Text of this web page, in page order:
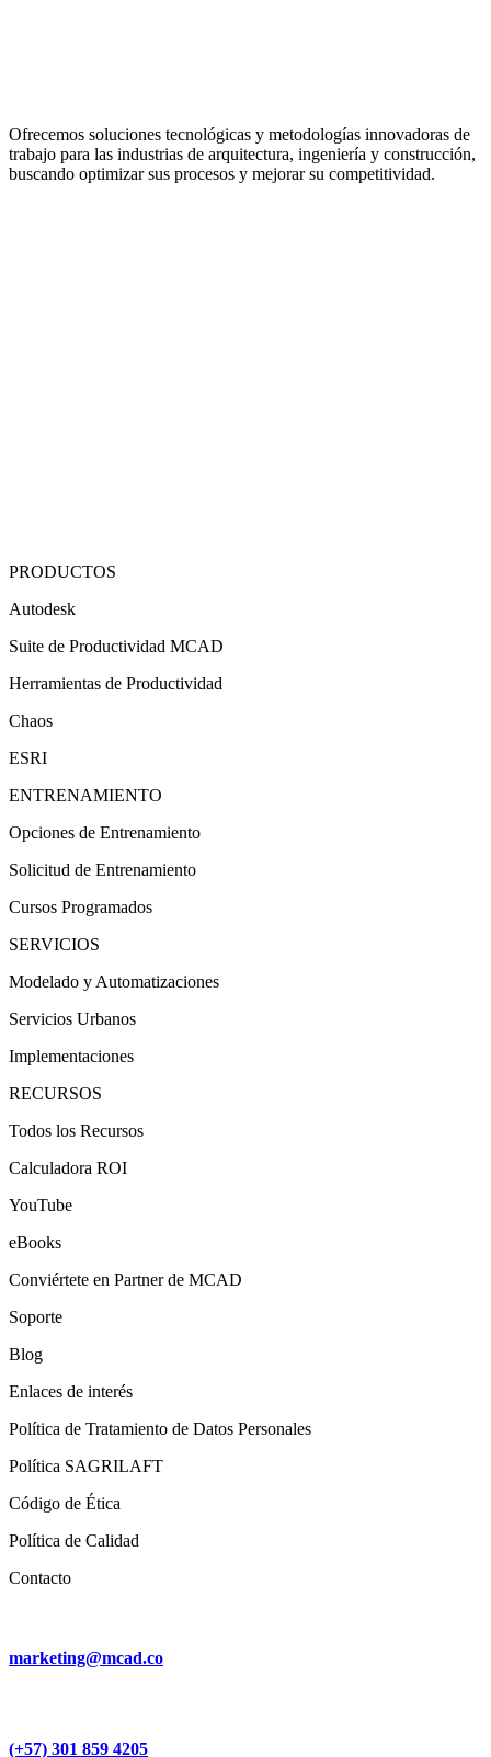
Ofrecemos soluciones tecnológicas y metodologías innovadoras de
trabajo para las industrias de arquitectura, ingeniería y construcción,
buscando optimizar sus procesos y mejorar su competitividad.
PRODUCTOS
Autodesk
Suite de Productividad MCAD
Herramientas de Productividad
Chaos
ESRI
ENTRENAMIENTO
Opciones de Entrenamiento
Solicitud de Entrenamiento
Cursos Programados
SERVICIOS
Modelado y Automatizaciones
Servicios Urbanos
Implementaciones
RECURSOS
Todos los Recursos
Calculadora ROI
YouTube
eBooks
Conviértete en Partner de MCAD
Soporte
Blog
Enlaces de interés
Política de Tratamiento de Datos Personales
Política SAGRILAFT
Código de Ética
Política de Calidad
Contacto
marketing@mcad.co
(+57) 301 859 4205